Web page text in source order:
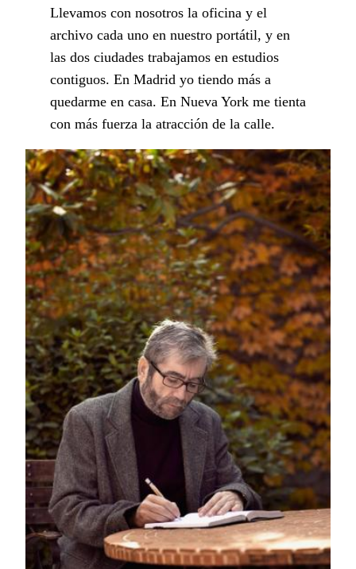
Llevamos con nosotros la oficina y el
archivo cada uno en nuestro portátil, y en
las dos ciudades trabajamos en estudios
contiguos. En Madrid yo tiendo más a
quedarme en casa. En Nueva York me tienta
con más fuerza la atracción de la calle.